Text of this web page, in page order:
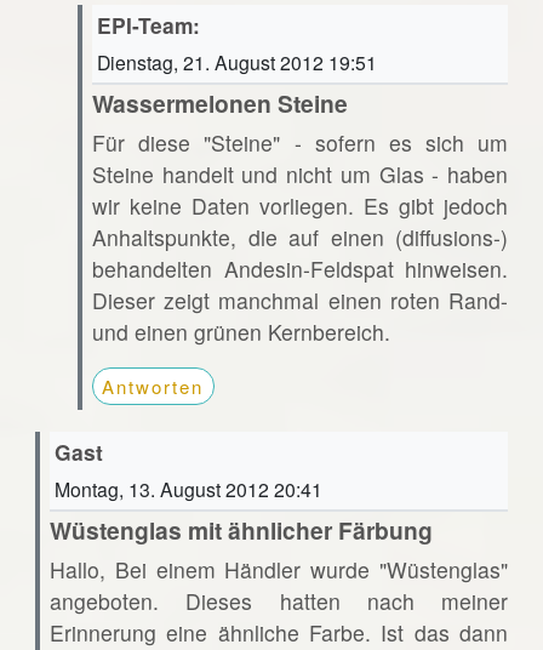
EPI-Team:
Dienstag, 21. August 2012 19:51
Wassermelonen Steine
Für diese "Steine" - sofern es sich um
Steine handelt und nicht um Glas - haben
wir keine Daten vorliegen. Es gibt jedoch
Anhaltspunkte, die auf einen (diffusions-)
behandelten Andesin-Feldspat hinweisen.
Dieser zeigt manchmal einen roten Rand-
und einen grünen Kernbereich.
Antworten
Gast
Montag, 13. August 2012 20:41
Wüstenglas mit ähnlicher Färbung
Hallo, Bei einem Händler wurde "Wüstenglas"
angeboten. Dieses hatten nach meiner
Erinnerung eine ähnliche Farbe. Ist das dann